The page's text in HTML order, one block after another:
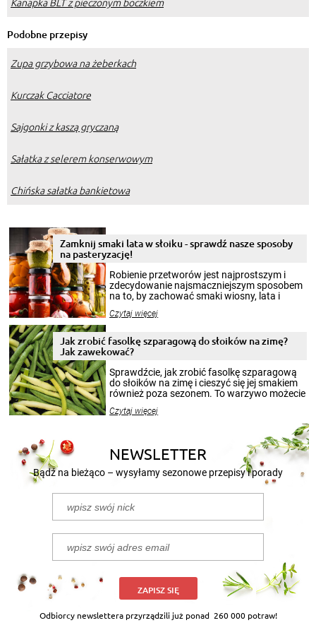
Kanapka BLT z pieczonym boczkiem
Podobne przepisy
Zupa grzybowa na żeberkach
Kurczak Cacciatore
Sajgonki z kaszą gryczaną
Sałatka z selerem konserwowym
Chińska sałatka bankietowa
Zamknij smaki lata w słoiku - sprawdź nasze sposoby
na pasteryzację!
Robienie przetworów jest najprostszym i
zdecydowanie najsmaczniejszym sposobem
na to, by zachować smaki wiosny, lata i
jesieni na dłużej. Można robić setki zdjęć
pełni poczuć atmosferę cieplejszych
miesięcy. Przygotowanie słoików ze
smakowitą zawartością musi obejmować
patenty, które pozwolą zachować świeżość
przetworów.
Czytaj więcej
Jak zrobić fasolkę szparagową do słoików na zimę?
Jak zawekować?
Sprawdźcie, jak zrobić fasolkę szparagową
do słoików na zimę i cieszyć się jej smakiem
również poza sezonem. To warzywo możecie
wekować na wiele sposobów. Wykorzystajcie
Czytaj więcej
NEWSLETTER
Bądź na bieżąco – wysyłamy sezonowe przepisy i porady
ZAPISZ SIĘ
Odbiorcy newslettera przyrządzili już ponad 260 000 potraw!